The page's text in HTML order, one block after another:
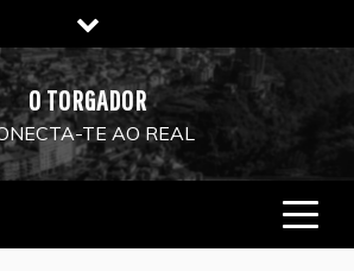
O TORGADOR
TE AO REAL